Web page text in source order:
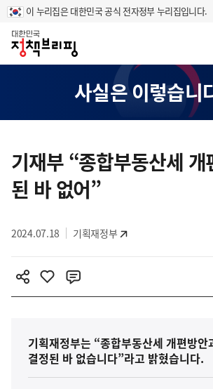
이 누리집은 대한민국 공식 전자정부 누리집입니다.
홈
사실은 이렇습니
텐
츠
영
기재부 “종합부동산세 개
된 바 없어”
2024.07.18 기획재정부
기획재정부는 “종합부동산세 개편방안
결정된 바 없습니다”라고 밝혔습니다.